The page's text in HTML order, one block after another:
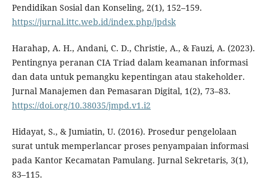
Pendidikan Sosial dan Konseling, 2(1), 152–159.
https://jurnal.ittc.web.id/index.php/jpdsk
Harahap, A. H., Andani, C. D., Christie, A., & Fauzi, A. (2023).
Pentingnya peranan CIA Triad dalam keamanan informasi
dan data untuk pemangku kepentingan atau stakeholder.
Jurnal Manajemen dan Pemasaran Digital, 1(2), 73–83.
https://doi.org/10.38035/jmpd.v1.i2
Hidayat, S., & Jumiatin, U. (2016). Prosedur pengelolaan
surat untuk memperlancar proses penyampaian informasi
pada Kantor Kecamatan Pamulang. Jurnal Sekretaris, 3(1),
83–115.